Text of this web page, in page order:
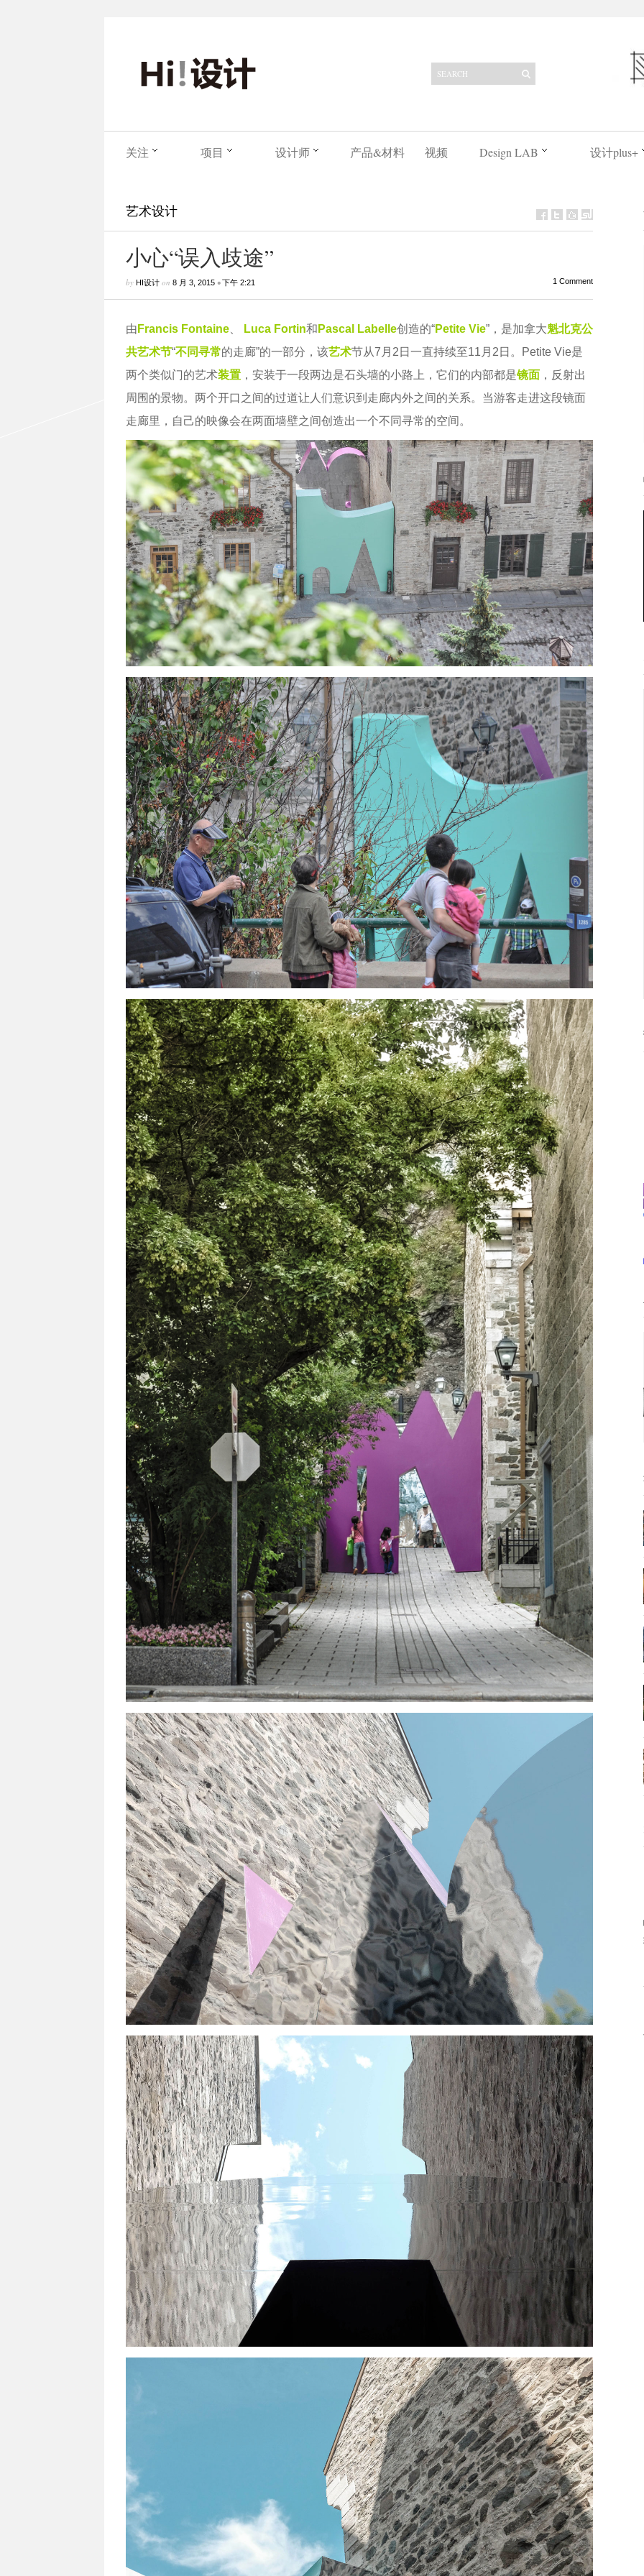
关注 项目 设计师 产品&材料 视频 Design LAB 设计plus+
艺术设计
小心“误入歧途”
by HI设计on 8 月 3, 2015•下午 2:21 1 Comment
由 Francis Fontaine、 Luca Fortin和 Pascal Labelle创造的“Petite Vie”，是加拿大魁北克公
共艺术节“不同寻常的走廊”的一部分，该艺术节从7月2日一直持续至11月2日。Petite Vie是
两个类似门的艺术装置，安装于一段两边是石头墙的小路上，它们的内部都是镜面，反射出
周围的景物。两个开口之间的过道让人们意识到走廊内外之间的关系。当游客走进这段镜面
走廊里，自己的映像会在两面墙壁之间创造出一个不同寻常的空间。